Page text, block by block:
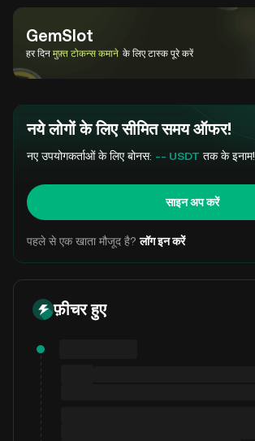
GemSlot
हर दिन मुफ़्त टोकन्स कमाने के लिए टास्क पूरे करें
नये लोगों के लिए सीमित समय ऑफर!
नए उपयोगकर्ताओं के लिए बोनस: -- USDT तक के इनाम!
साइन अप करें
पहले से एक खाता मौजूद है? लॉग इन करें
फ़ीचर हुए